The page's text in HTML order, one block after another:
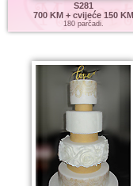
S281
700 KM + cvijeće 150 KM
180 parčadi.